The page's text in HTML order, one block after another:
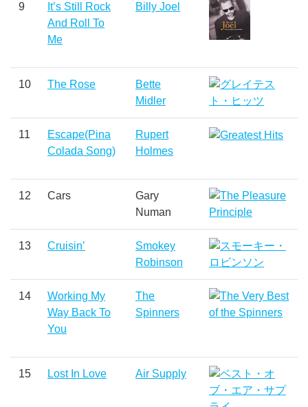
9
It’s Still Rock
And Roll To
Me
Billy Joel
10 The Rose
Bette
Midler
11
Escape(Pina
Colada Song)
Rupert
Holmes
12 Cars
Gary
Numan
13 Cruisin’
Smokey
Robinson
14
Working My
Way Back To
You
The
Spinners
15 Lost In Love Air Supply